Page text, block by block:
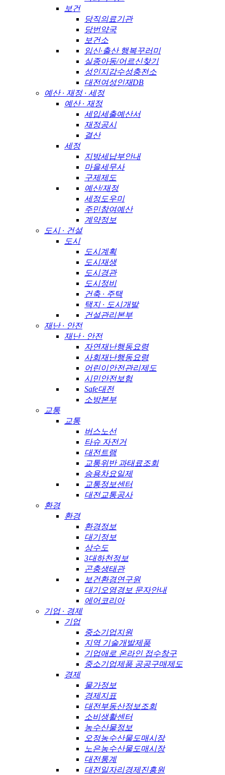
보건
당직의료기관
당번약국
보건소
임신·출산 행복꾸러미
실종아동/어르신찾기
성인지감수성충전소
대전여성인재DB
예산 · 재정 · 세정
예산 · 재정
세입세출예산서
재정공시
결산
세정
지방세납부안내
마을세무사
구제제도
예산/재정
세정도우미
주민참여예산
계약정보
도시 · 건설
도시
도시계획
도시재생
도시경관
도시정비
건축 · 주택
택지 · 도시개발
건설관리본부
재난 · 안전
재난 · 안전
자연재난행동요령
사회재난행동요령
어린이안전관리제도
시민안전보험
Safe대전
소방본부
교통
교통
버스노선
타슈 자전거
대전트램
교통위반 과태료조회
승용차요일제
교통정보센터
대전교통공사
환경
환경
환경정보
대기정보
상수도
3대하천정보
곤충생태관
보건환경연구원
대기오염경보 문자안내
에어코리아
기업 · 경제
기업
중소기업지원
지역 기술개발제품
기업애로 온라인 접수창구
중소기업제품 공공구매제도
경제
물가정보
경제지표
대전부동산정보조회
소비생활센터
농수산물정보
오정농수산물도매시장
노은농수산물도매시장
대전통계
대전일자리경제진흥원